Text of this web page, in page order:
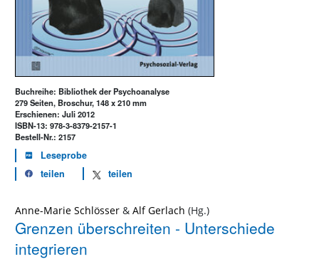
Buchreihe: Bibliothek der Psychoanalyse
279 Seiten, Broschur, 148 x 210 mm
Erschienen: Juli 2012
ISBN-13: 978-3-8379-2157-1
Bestell-Nr.: 2157
Leseprobe
teilen
teilen
Anne-Marie Schlösser & Alf Gerlach
Grenzen überschreiten - Unterschiede
integrieren